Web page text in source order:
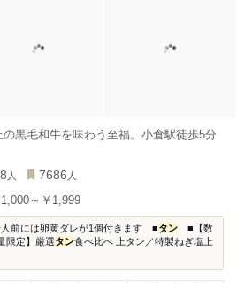
の黒毛和牛を味わう至福。小倉駅徒歩5分
人 7686 人
1,000～￥1,999
人前には卵黄ダレが1個付きます ■タン ■【数
限定】厳選タン食べ比べ 上タン／特製ねぎ塩上